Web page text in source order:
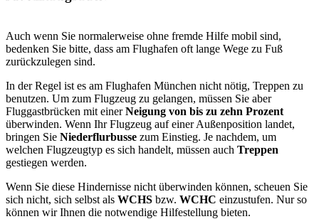
Auch wenn Sie normalerweise ohne fremde Hilfe mobil sind,
bedenken Sie bitte, dass am Flughafen oft lange Wege zu Fuß
zurückzulegen sind.
In der Regel ist es am Flughafen München nicht nötig, Treppen zu
benutzen. Um zum Flugzeug zu gelangen, müssen Sie aber
Fluggastbrücken mit einerNeigung von bis zu zehn Prozent
überwinden. Wenn Ihr Flugzeug auf einer Außenposition landet,
bringen Sie Niederflurbusse zum Einstieg. Je nachdem, um
welchen Flugzeugtyp es sich handelt, müssen auch Treppen
gestiegen werden.
Wenn Sie diese Hindernisse nicht überwinden können, scheuen Sie
sich nicht, sich selbst als WCHS bzw. WCHC einzustufen. Nur so
können wir Ihnen die notwendige Hilfestellung bieten.